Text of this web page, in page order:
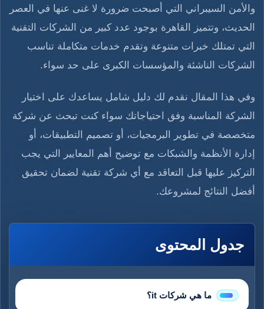
والأمن السيبراني التي أصبحت ضرورة لا غنى عنها في العصر
الحديث، وتتميز القاهرة بوجود عدد كبير من الشركات التقنية
التي تمتلك خبرات متنوعة وتقدم خدمات متكاملة تناسب
الشركات الناشئة والمؤسسات الكبرى على حد سواء.
وفي هذا المقال نقدم لك دليل شامل يساعدك على اختيار
الشركة المناسبة وفق احتياجاتك سواء كنت تبحث عن شركة
متخصصة في تطوير البرمجيات، أو تصميم التطبيقات، أو
إدارة الأنظمة والشبكات مع توضيح أهم المعايير التي يجب
التركيز عليها قبل التعاقد مع أي شركة تقنية لضمان تحقيق
أفضل النتائج لمشروعك.
جدول المحتوى
ما هي شركات it؟